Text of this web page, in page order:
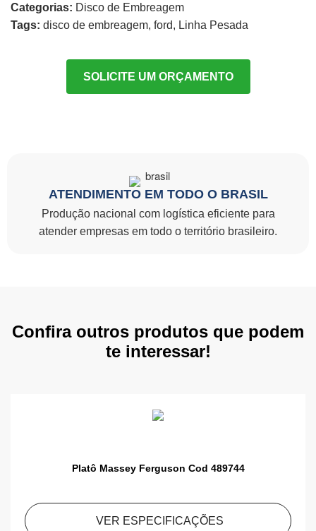
Categorias: Disco de Embreagem
Tags: disco de embreagem, ford, Linha Pesada
SOLICITE UM ORÇAMENTO
ATENDIMENTO EM TODO O BRASIL
Produção nacional com logística eficiente para
atender empresas em todo o território brasileiro.
Confira outros produtos que podem
te interessar!
Platô Massey Ferguson Cod 489744
VER ESPECIFICAÇÕES